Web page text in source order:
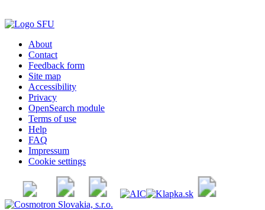
About
Contact
Feedback form
Site map
Accessibility
Privacy
OpenSearch module
Terms of use
Help
FAQ
Impressum
Cookie settings